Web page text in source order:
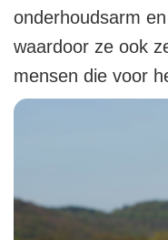
onderhoudsarm
waardoor ze ook
mensen die voor